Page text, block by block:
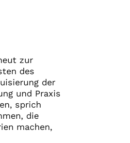
zur
des
der
und Praxis
sprich
die
machen,